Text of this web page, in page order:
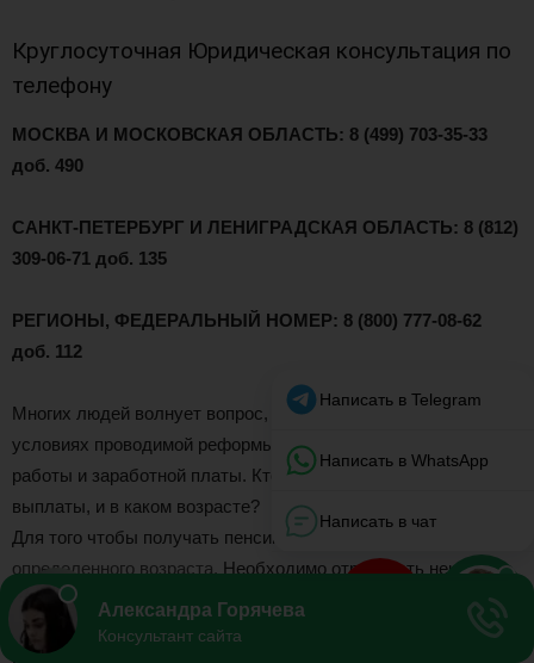
Круглосуточная Юридическая консультация по
телефону
МОСКВА И МОСКОВСКАЯ ОБЛАСТЬ: 8 (499) 703-35-33
доб. 490
САНКТ-ПЕТЕРБУРГ И ЛЕНИГРАДСКАЯ ОБЛАСТЬ: 8 (812)
309-06-71 доб. 135
РЕГИОНЫ, ФЕДЕРАЛЬНЫЙ НОМЕР: 8 (800) 777-08-62
доб. 112
Многих людей волнует вопрос, как начисляется пенсия в
условиях проводимой реформы. Зависит ли она от стажа
работы и заработной платы. Кто может получать пенсионные
выплаты, и в каком возрасте?
Для того чтобы получать пенсию недостаточно дожить до
определенного возраста. Необходимо отработать некоторое
количество лет, выработать трудовой стаж.
Пенсионная
система в России всё время меняется, и минимальный